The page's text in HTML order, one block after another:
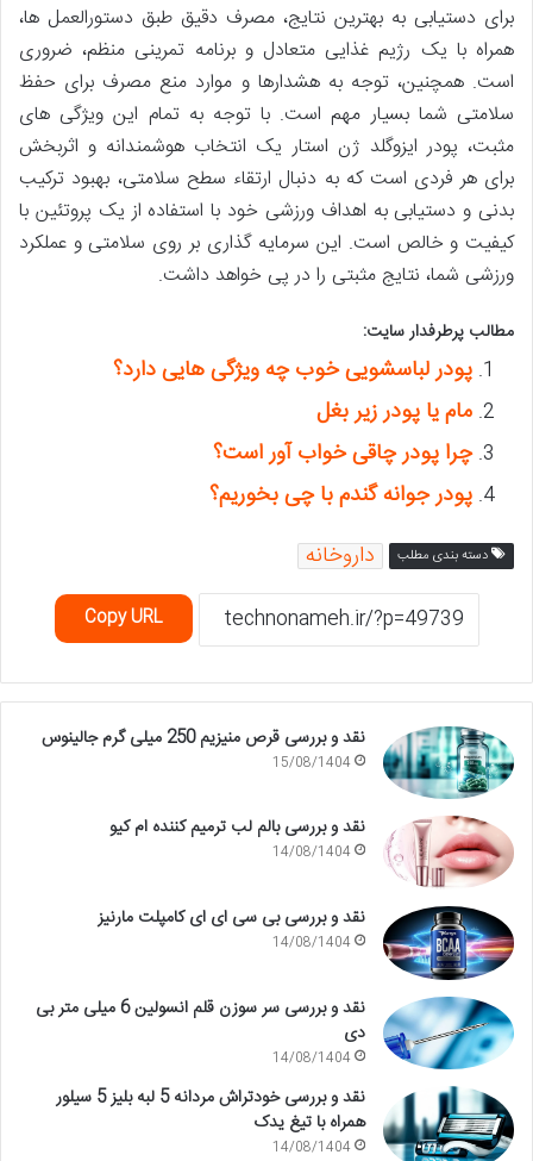
برای دستیابی به بهترین نتایج، مصرف دقیق طبق دستورالعمل ها،
همراه با یک رژیم غذایی متعادل و برنامه تمرینی منظم، ضروری
است. همچنین، توجه به هشدارها و موارد منع مصرف برای حفظ
سلامتی شما بسیار مهم است. با توجه به تمام این ویژگی های
مثبت، پودر ایزوگلد ژن استار یک انتخاب هوشمندانه و اثربخش
برای هر فردی است که به دنبال ارتقاء سطح سلامتی، بهبود ترکیب
بدنی و دستیابی به اهداف ورزشی خود با استفاده از یک پروتئین با
کیفیت و خالص است. این سرمایه گذاری بر روی سلامتی و عملکرد
ورزشی شما، نتایج مثبتی را در پی خواهد داشت.
مطالب پرطرفدار سایت:
پودر لباسشویی خوب چه ویژگی هایی دارد؟
مام یا پودر زیر بغل
چرا پودر چاقی خواب آور است؟
پودر جوانه گندم با چی بخوریم؟
دسته بندی مطلب داروخانه
Copy URL
نقد و بررسی قرص منیزیم 250 میلی گرم جالینوس
15/08/1404
نقد و بررسی بالم لب ترمیم کننده ام کیو
14/08/1404
نقد و بررسی بی سی ای ای کامپلت مارنیز
14/08/1404
نقد و بررسی سر سوزن قلم انسولین 6 میلی متر بی
دی
14/08/1404
نقد و بررسی خودتراش مردانه 5 لبه بلیز 5 سیلور
همراه با تیغ یدک
14/08/1404